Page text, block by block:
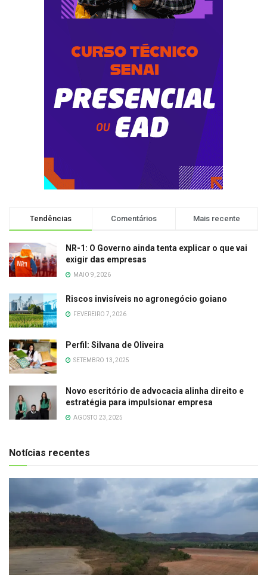
Tendências Comentários Mais recente
NR-1: O Governo ainda tenta explicar o que vai
exigir das empresas
MAIO 9, 2026
Riscos invisíveis no agronegócio goiano
FEVEREIRO 7, 2026
Perfil: Silvana de Oliveira
SETEMBRO 13, 2025
Novo escritório de advocacia alinha direito e
estratégia para impulsionar empresa
AGOSTO 23, 2025
Notícias recentes